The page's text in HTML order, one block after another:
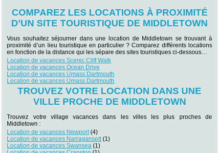
COMPAREZ LES LOCATIONS À PROXIMITÉ
D’UN SITE TOURISTIQUE DE MIDDLETOWN
Vous souhaitez séjourner dans une location de Middletown se trouvant à
proximité d’un lieu touristique en particulier ? Comparez différents locations
en fonction de la distance qui les sépare des sites touristiques ci-dessous…
Location de vacances Scenic Cliff Walk
Location de vacances Ocean Drive
Location de vacances Umass Dartmouth
Location de vacances Umass Dartmouth
TROUVEZ VOTRE LOCATION DANS UNE
VILLE PROCHE DE MIDDLETOWN
Trouvez votre village vacances dans les villes les plus proches de
Middletown :
Location de vacances Newport(4)
Location de vacances Narragansett(1)
Location de vacances Swansea (1)